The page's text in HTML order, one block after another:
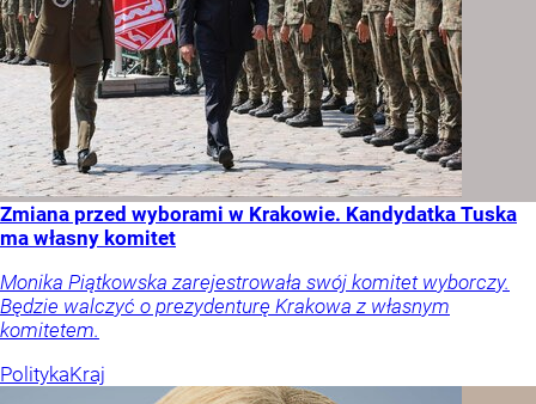
Zmiana przed wyborami w Krakowie. Kandydatka Tuska
ma własny komitet
Monika Piątkowska zarejestrowała swój komitet wyborczy.
Będzie walczyć o prezydenturę Krakowa z własnym
komitetem.
PolitykaKraj